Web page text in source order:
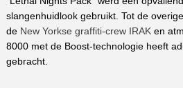
slangenhuidlook gebruikt. Tot de
de New Yorkse graffiti-crew IRAKen
8000 met de Boost-technologie heeft
gebracht.